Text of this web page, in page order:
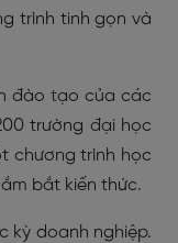
trình tinh gọn và
đào tạo của các
trường đại học
chương trình học
bắt kiến thức.
kỳ doanh nghiệp.